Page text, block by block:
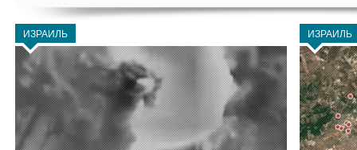
ИЗРАИЛЬ ИЗРАИЛЬ